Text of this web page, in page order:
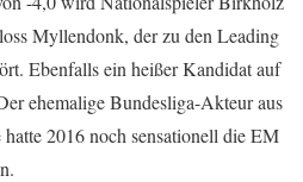
Myllendonk, der zu den Leading
Ebenfalls ein heißer Kandidat auf
ehemalige Bundesliga-Akteur aus
2016 noch sensationell die EM